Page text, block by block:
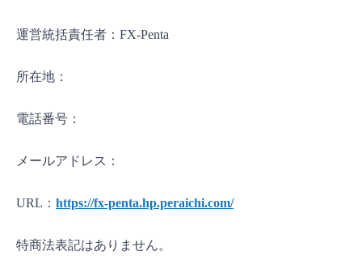
運営統括責任者：FX-Penta
所在地：
電話番号：
メールアドレス：
URL： https://fx-penta.hp.peraichi.com/
特商法表記はありません。